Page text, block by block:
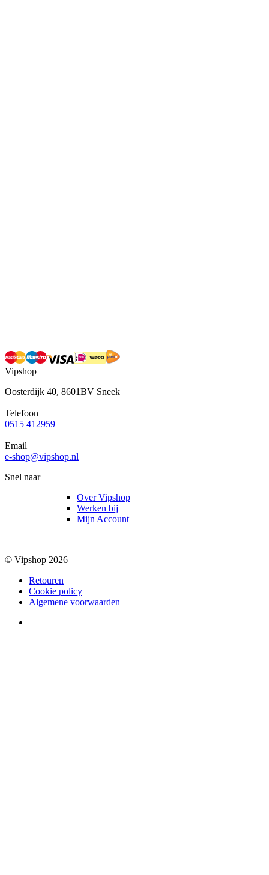
Vipshop
Oosterdijk 40, 8601BV Sneek
Telefoon
0515 412959
Email
e-shop@vipshop.nl
Snel naar
Over Vipshop
Werken bij
Mijn Account
© Vipshop 2026
Retouren
Cookie policy
Algemene voorwaarden